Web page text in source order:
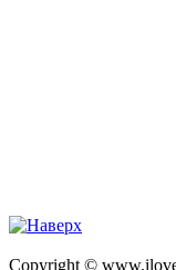
Copyright ©